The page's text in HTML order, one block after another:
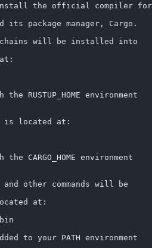
the official compiler for
its package manager, Cargo.
will be installed into
RUSTUP_HOME environment
is located at:
CARGO_HOME environment
other commands will be
at:
to your PATH environment